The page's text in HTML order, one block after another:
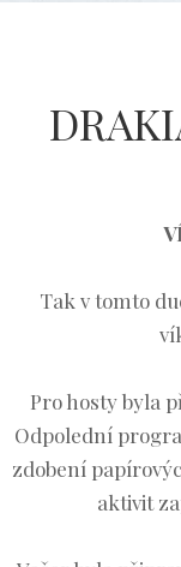
Tak v tomto
Pro hosty byla
Odpolední
zdobení
aktivit